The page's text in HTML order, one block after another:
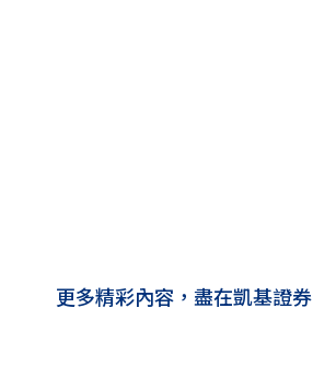
更多精彩內容，盡在凱基證券